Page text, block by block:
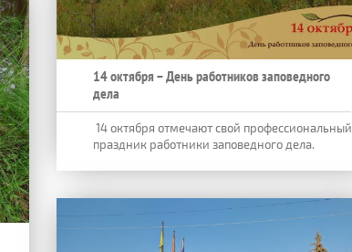
14 октября – День работников заповедного
дела
14 октября отмечают свой профессиональный
праздник работники заповедного дела.